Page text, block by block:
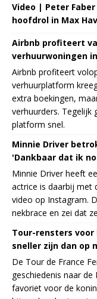
Video | Peter
hoofdrol in Max
Airbnb profiteert
verhuurwoningen in
Airbnb profiteert
verhuurplatform
extra boekingen,
verhuurders. Tegelijk
platform snel.
Minnie Driver
'Dankbaar dat ik
Minnie Driver heeft
actrice is daarbij met
video op Instagram.
nekbrace en zei dat
Tour-rensters
sneller zijn dan op
De Tour de France
geschiedenis naar
favoriet voor de